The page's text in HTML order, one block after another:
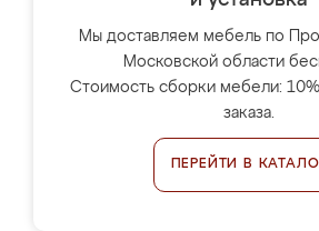
Мы доставляем мебель по
Московской области
Стоимость сборки мебели:
заказа.
ПЕРЕЙТИ В